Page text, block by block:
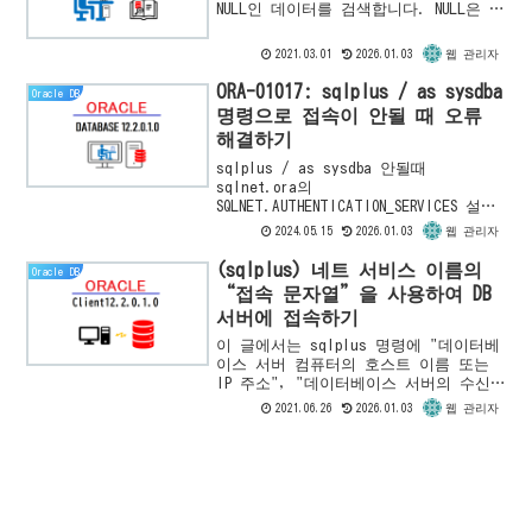
NULL인 데이터를 검색합니다. NULL은 값
할 수 없기 때문에 = 을 사용하여 검색
2021.03.01 2026.01.03 웹 관리자
Oracle DB
ORA-01017: sqlplus / as sysdba
명령으로 접속이 안될 때 오류
해결하기
sqlplus / as sysdba 안될때
sqlnet.ora의
SQLNET.AUTHENTICATION_SERVICES 설정
확인 또는 오라클 관리자 그룹에 속한
OS 사용자임을 확인 해서 해결할 수 있
습니다. 그리고 오라클 인증 정보를 이
용한 접속 또는 윈도우즈 사용자 인증을
이용한 접속을 이해 하고 있어야 합니
다.
2024.05.15 2026.01.03 웹 관리자
Oracle DB
(sqlplus) 네트 서비스 이름의
“접속 문자열”을 사용하여 DB
서버에 접속하기
이 글에서는 sqlplus 명령에 "데이터베
이스 서버 컴퓨터의 호스트 이름 또는
IP 주소", "데이터베이스 서버의 수신
포트", "데이터베이스의 서비스 이
름"의 세가지 정보가 들어있는 네트 서
2021.06.26 2026.01.03 웹 관리자